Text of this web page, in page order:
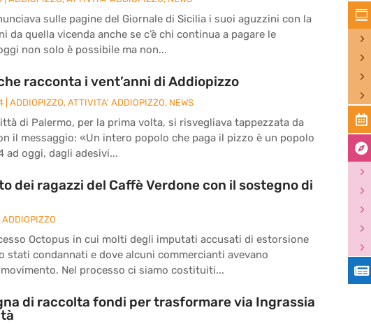
sulle pagine del Giornale di Sicilia i suoi aguzzini con la
da quella vicenda anche se c’è chi continua a pagare le
non solo è possibile ma non...
racconta i vent’anni di Addiopizzo
ADDIOPIZZO, ATTIVITA' ADDIOPIZZO, NEWS
di Palermo, per la prima volta, si risvegliava tappezzata da
il messaggio: «Un intero popolo che paga il pizzo è un popolo
ad oggi, dagli adesivi...
dei ragazzi del Caffè Verdone con il sostegno di
ADDIOPIZZO
Octopus in cui molti degli imputati accusati di estorsione
stati condannati e dove alcuni commercianti avevano
Nel processo ci siamo costituiti...
di raccolta fondi per trasformare via Ingrassia

5
5
5
5


5
5
5
5
5
